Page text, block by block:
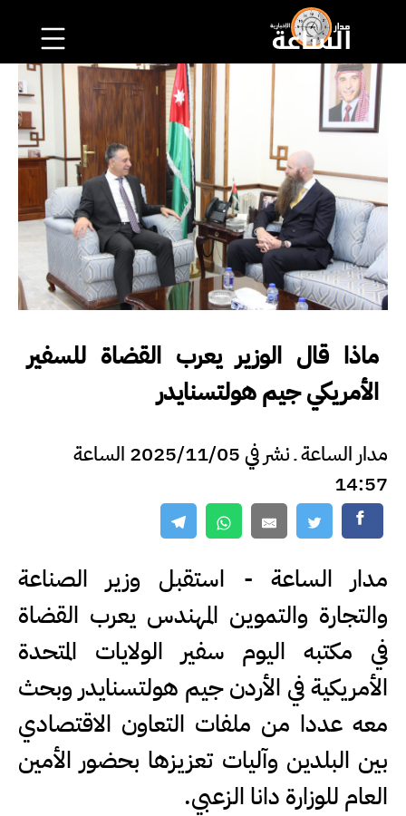
ماذا قال الوزير يعرب القضاة للسفير
الأمريكي جيم هولتسنايدر
مدار الساعة ـ نشر في 2025/11/05 الساعة
14:57
مدار الساعة - استقبل وزير الصناعة
والتجارة والتموين المهندس يعرب القضاة
في مكتبه اليوم سفير الولايات المتحدة
الأمريكية في الأردن جيم هولتسنايدر وبحث
معه عددا من ملفات التعاون الاقتصادي
بين البلدين وآليات تعزيزها بحضور الأمين
العام للوزارة دانا الزعبي.